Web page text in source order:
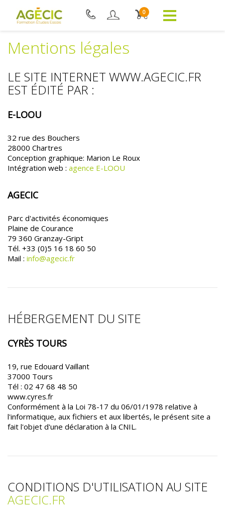
0
Mentions légales
LE SITE INTERNET WWW.AGECIC.FR
EST ÉDITÉ PAR :
E-LOOU
32 rue des Bouchers
28000 Chartres
Conception graphique: Marion Le Roux
Intégration web : agence E-LOOU
AGECIC
Parc d'activités économiques
Plaine de Courance
79 360 Granzay-Gript
Tél. +33 (0)5 16 18 60 50
Mail : info@agecic.fr
HÉBERGEMENT DU SITE
CYRÈS TOURS
19, rue Edouard Vaillant
37000 Tours
Tél : 02 47 68 48 50
www.cyres.fr
Conformément à la Loi 78-17 du 06/01/1978 relative à
l'informatique, aux fichiers et aux libertés, le présent site a
fait l'objet d'une déclaration à la CNIL.
CONDITIONS D'UTILISATION AU SITE
AGECIC.FR